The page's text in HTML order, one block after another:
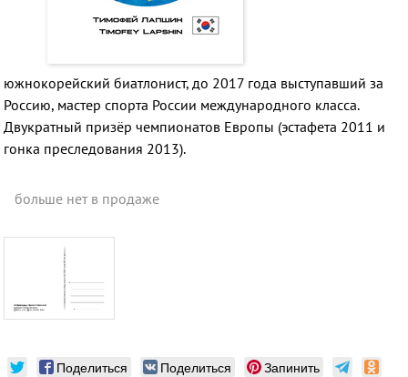
южнокорейский биатлонист, до 2017 года выступавший за
Россию, мастер спорта России международного класса.
Двукратный призёр чемпионатов Европы (эстафета 2011 и
гонка преследования 2013).
больше нет в продаже
Поделиться Поделиться Запинить